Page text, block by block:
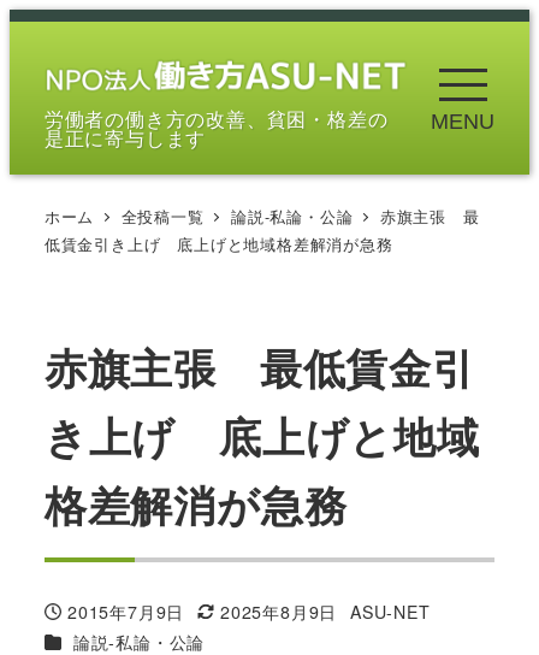
メ
労働者の働き方の改善、貧困・格差の
是正に寄与します
MENU
ホーム 全投稿一覧 論説-私論・公論
赤旗主張 最
低賃金引き上げ 底上げと地域格差解消が急務
赤旗主張 最低賃金引
き上げ 底上げと地域
格差解消が急務
投稿日
2015年7月9日
更新日
2025年8月9日
著
ASU-NET
カテゴリー
論説-私論・公論